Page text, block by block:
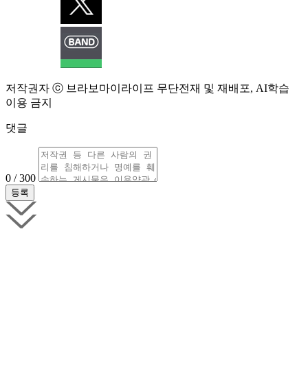
저작권자 ⓒ 브라보마이라이프 무단전재 및 재배포, AI학습
이용 금지
댓글
0 / 300